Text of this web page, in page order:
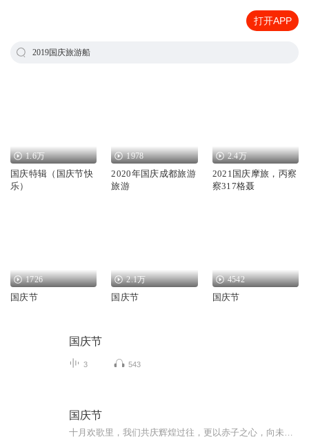
打开APP
2019国庆旅游船
1.6万
国庆特辑（国庆节快
乐）
1978
2020年国庆成都旅游
旅游
2.4万
2021国庆摩旅，丙察
察317格聂
1726
国庆节
2.1万
国庆节
4542
国庆节
国庆节
3 543
国庆节